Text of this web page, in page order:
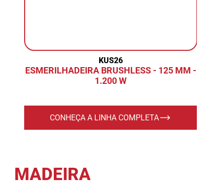
KUS26
ESMERILHADEIRA BRUSHLESS - 125 MM -
1.200 W
CONHEÇA A LINHA COMPLETA
MADEIRA